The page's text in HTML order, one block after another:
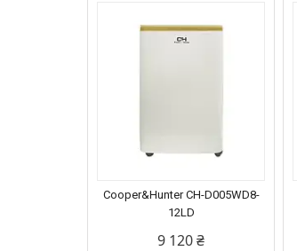
Cooper&Hunter CH-D005WD8-
12LD
9 120 ₴